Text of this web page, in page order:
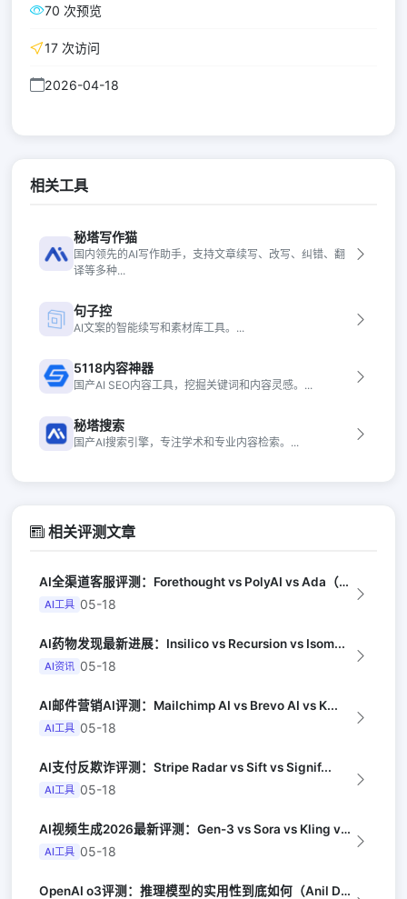
70 次预览
17 次访问
2026-04-18
相关工具
秘塔写作猫
国内领先的AI写作助手，支持文章续写、改写、纠错、翻
译等多种...
句子控
AI文案的智能续写和素材库工具。...
5118内容神器
国产AI SEO内容工具，挖掘关键词和内容灵感。...
秘塔搜索
国产AI搜索引擎，专注学术和专业内容检索。...
相关评测文章
AI全渠道客服评测：Forethought vs PolyAI vs Ada（G...
AI工具 05-18
AI药物发现最新进展：Insilico vs Recursion vs Isom...
AI资讯 05-18
AI邮件营销AI评测：Mailchimp AI vs Brevo AI vs K...
AI工具 05-18
AI支付反欺诈评测：Stripe Radar vs Sift vs Signif...
AI工具 05-18
AI视频生成2026最新评测：Gen-3 vs Sora vs Kling vs...
AI工具 05-18
OpenAI o3评测：推理模型的实用性到底如何（Anil Dash）